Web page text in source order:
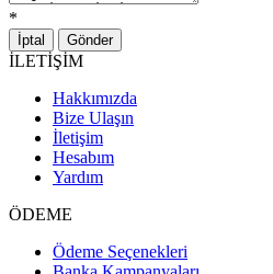
*
İptal Gönder
İLETİŞİM
Hakkımızda
Bize Ulaşın
İletişim
Hesabım
Yardım
ÖDEME
Ödeme Seçenekleri